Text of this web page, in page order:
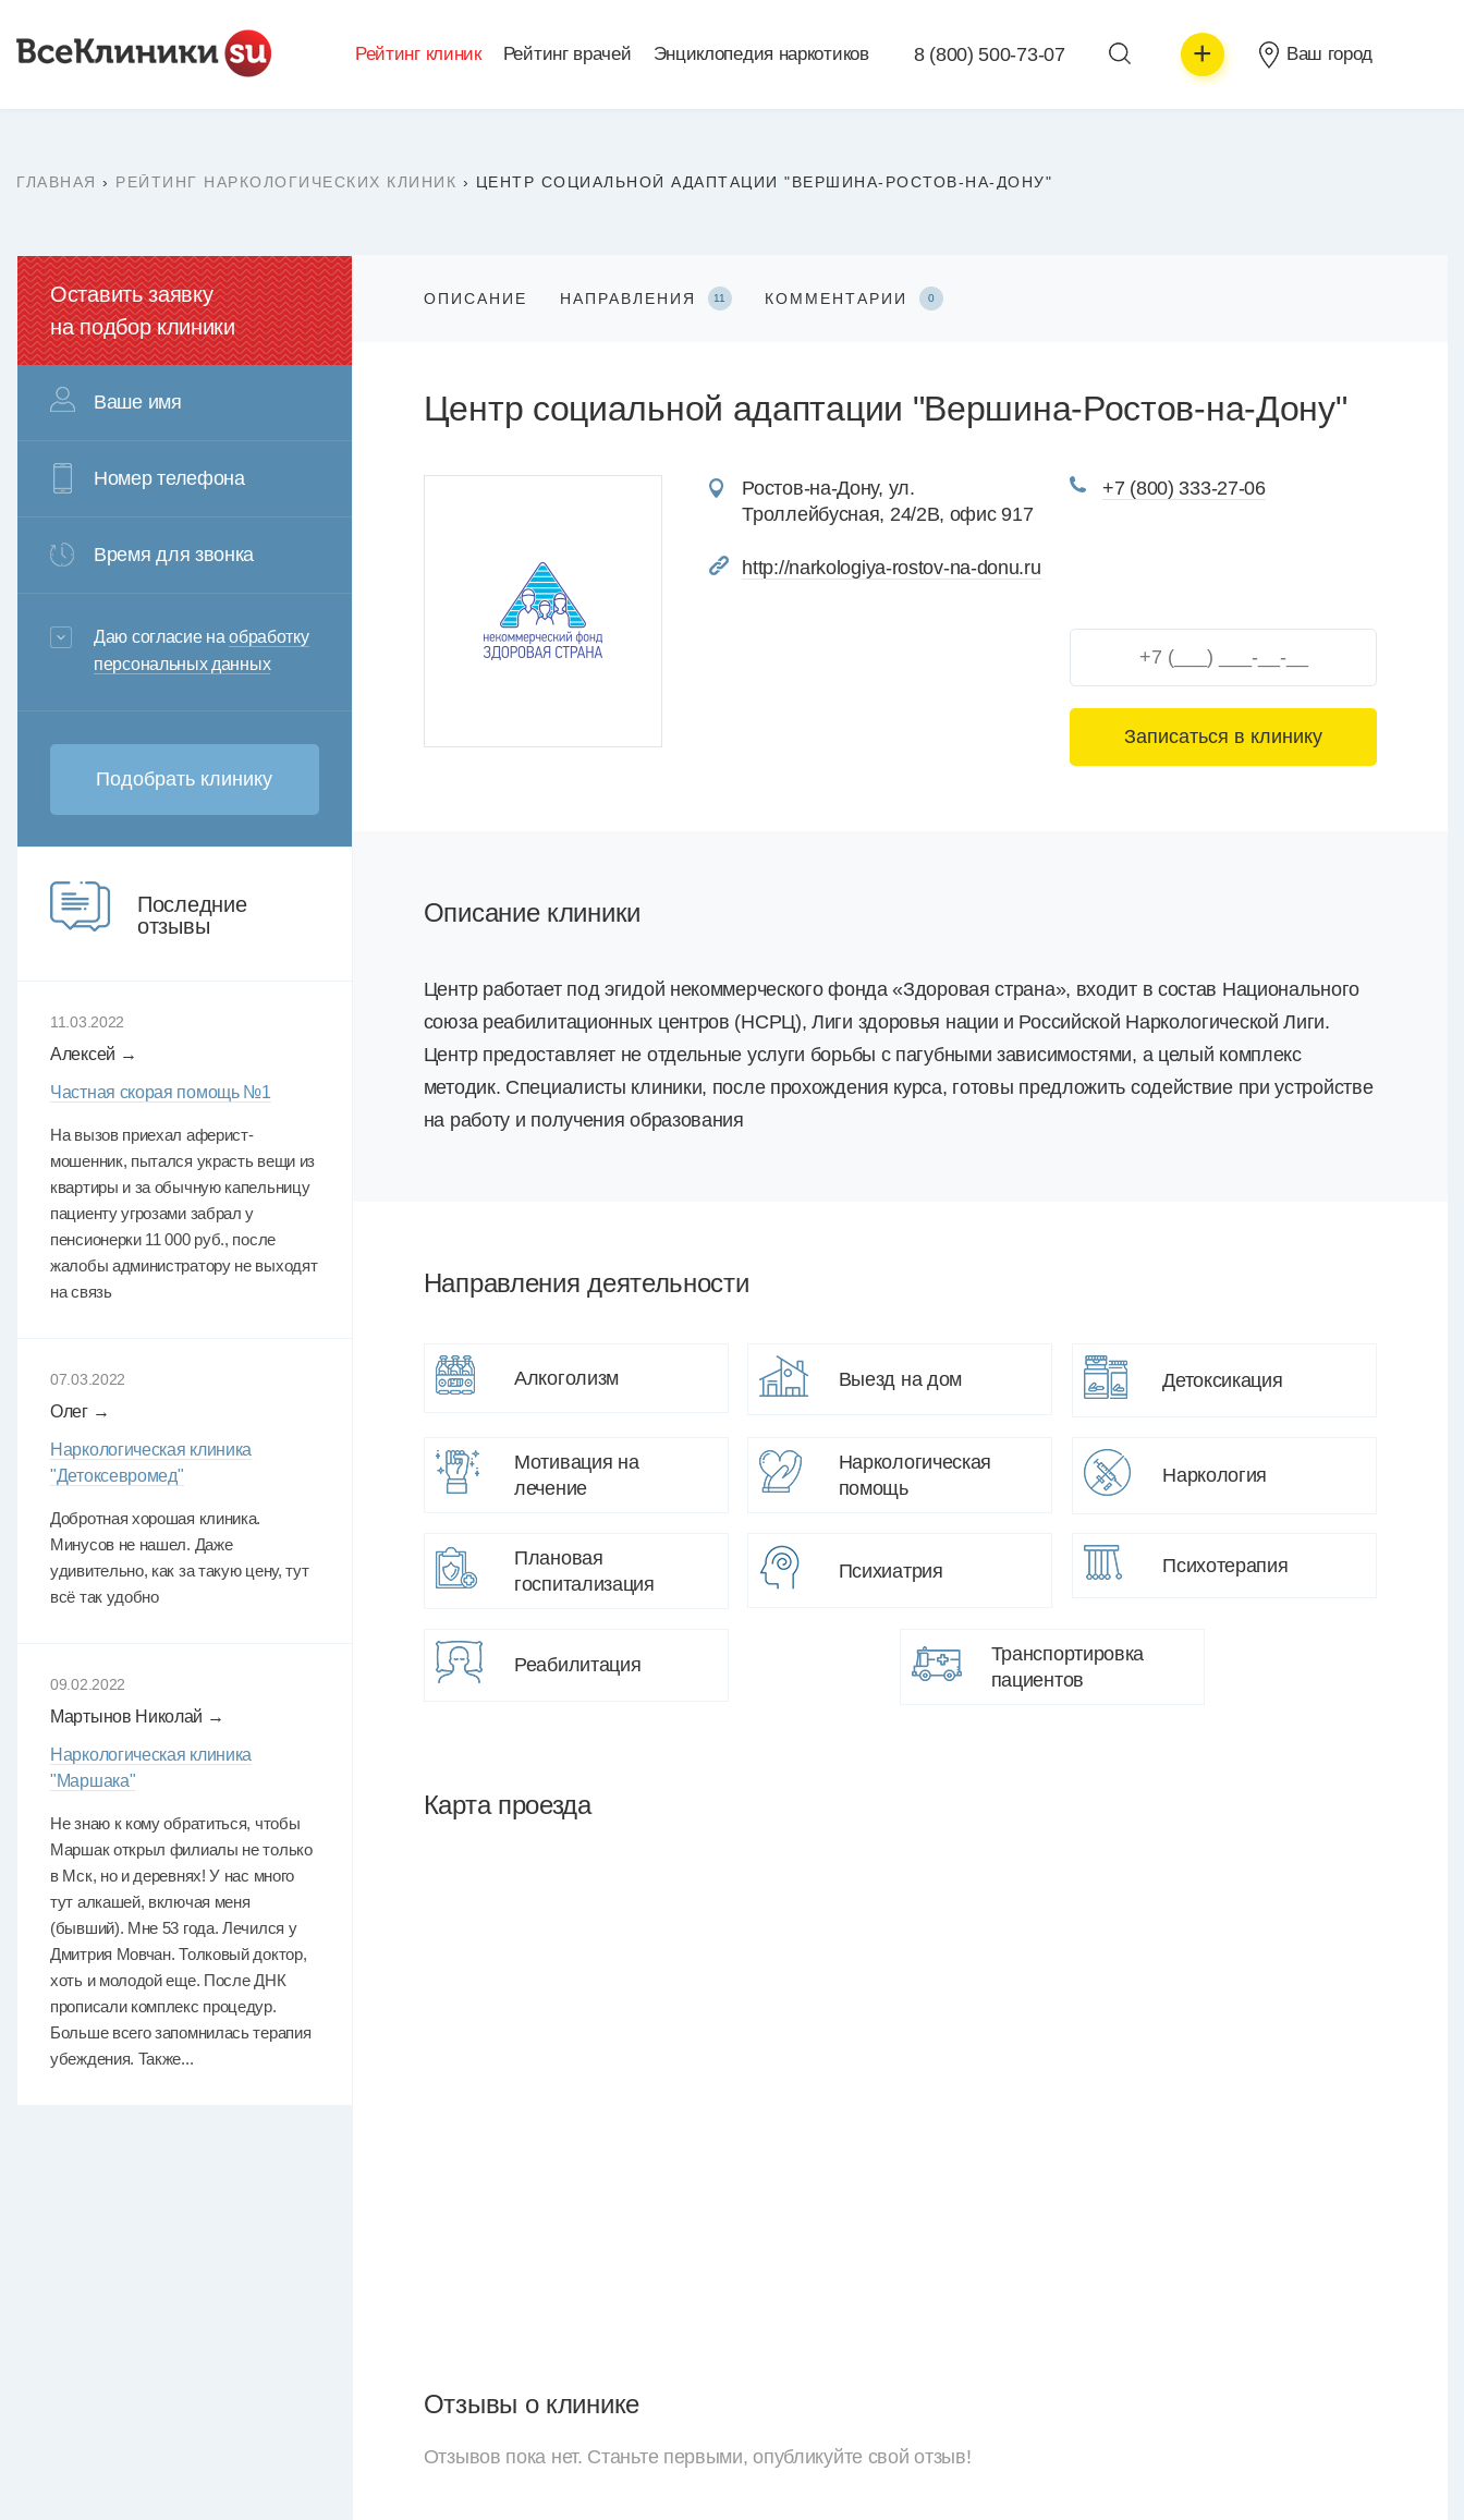
Рейтинг клиник Рейтинг врачей Энциклопедия наркотиков 8 (800) 500-73-07 + Ваш город
ГЛАВНАЯ › РЕЙТИНГ НАРКОЛОГИЧЕСКИХ КЛИНИК › ЦЕНТР СОЦИАЛЬНОЙ АДАПТАЦИИ "ВЕРШИНА-РОСТОВ-НА-ДОНУ"
ОПИСАНИЕ НАПРАВЛЕНИЯ 11 КОММЕНТАРИИ 0
Центр социальной адаптации "Вершина-Ростов-на-Дону"
Ростов-на-Дону, ул.
Троллейбусная, 24/2В, офис 917
+7 (800) 333-27-06
http://narkologiya-rostov-na-donu.ru
3+6=
Описание клиники
Центр работает под эгидой некоммерческого фонда «Здоровая страна», входит в состав Национального
союза реабилитационных центров (НСРЦ), Лиги здоровья нации и Российской Наркологической Лиги.
Центр предоставляет не отдельные услуги борьбы с пагубными зависимостями, а целый комплекс
методик. Специалисты клиники, после прохождения курса, готовы предложить содействие при устройстве
на работу и получения образования
Направления деятельности
Алкоголизм Выезд на дом Детоксикация
Мотивация на
лечение
Наркологическая
помощь
Наркология
Плановая
госпитализация
Психиатрия Психотерапия
Реабилитация
Транспортировка
пациентов
Карта проезда
Отзывы о клинике
Отзывов пока нет. Станьте первыми, опубликуйте свой отзыв!
Оставить заявку
на подбор клиники
Ваше имя
Номер телефона
Время для звонка
3+6=
Даю согласие наобработку
персональных данных
Последние
отзывы
11.03.2022
Алексей →
Частная скорая помощь №1
На вызов приехал аферист-
мошенник, пытался украсть вещи из
квартиры и за обычную капельницу
пациенту угрозами забрал у
пенсионерки 11 000 руб., после
жалобы администратору не выходят
на связь
07.03.2022
Олег →
Наркологическая клиника
"Детоксевромед"
Добротная хорошая клиника.
Минусов не нашел. Даже
удивительно, как за такую цену, тут
всё так удобно
09.02.2022
Мартынов Николай →
Наркологическая клиника
"Маршака"
Не знаю к кому обратиться, чтобы
Маршак открыл филиалы не только
в Мск, но и деревнях! У нас много
тут алкашей, включая меня
(бывший). Мне 53 года. Лечился у
Дмитрия Мовчан. Толковый доктор,
хоть и молодой еще. После ДНК
прописали комплекс процедур.
Больше всего запомнилась терапия
убеждения. Также...